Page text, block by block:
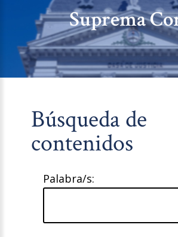
Suprema
Búsqueda de
contenidos
Palabra/s: